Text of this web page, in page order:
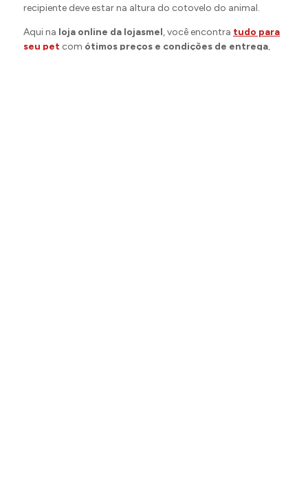
recipiente deve estar na altura do cotovelo do animal.
Aqui na loja online da lojasmel, você encontra tudo para
seu pet com ótimos preços e condições de entrega,